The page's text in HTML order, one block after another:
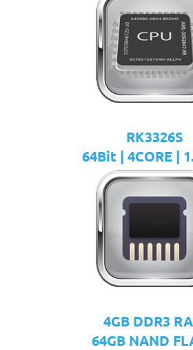
RK3326S
64Bit | 4CORE |
4GB DDR3
64GB NAND